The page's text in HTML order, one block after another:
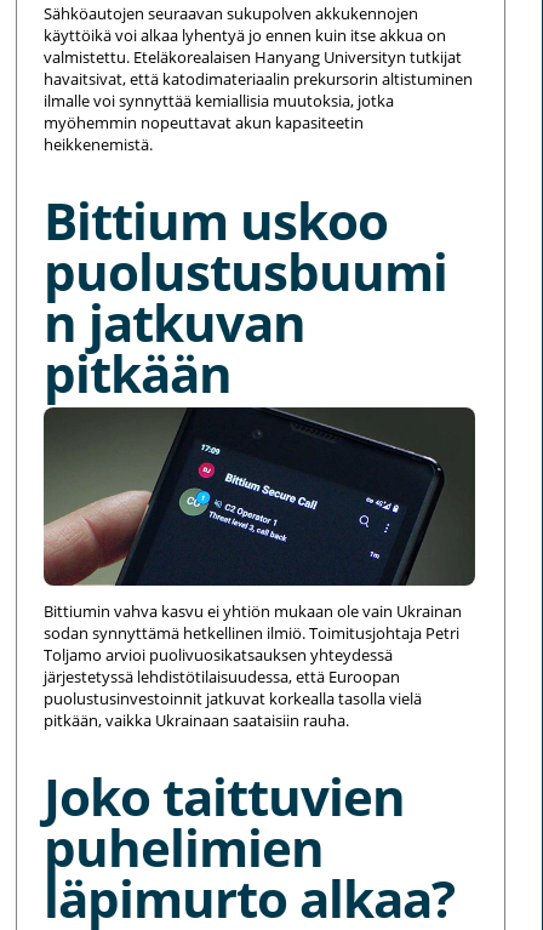
Sähköautojen seuraavan sukupolven akkukennojen
käyttöikä voi alkaa lyhentyä jo ennen kuin itse akkua on
valmistettu. Eteläkorealaisen Hanyang Universityn tutkijat
havaitsivat, että katodimateriaalin prekursorin altistuminen
ilmalle voi synnyttää kemiallisia muutoksia, jotka
myöhemmin nopeuttavat akun kapasiteetin
heikkenemistä.
Bittium uskoo
puolustusbuumi
n jatkuvan
pitkään
Bittiumin vahva kasvu ei yhtiön mukaan ole vain Ukrainan
sodan synnyttämä hetkellinen ilmiö. Toimitusjohtaja Petri
Toljamo arvioi puolivuosikatsauksen yhteydessä
järjestetyssä lehdistötilaisuudessa, että Euroopan
puolustusinvestoinnit jatkuvat korkealla tasolla vielä
pitkään, vaikka Ukrainaan saataisiin rauha.
Joko taittuvien
puhelimien
läpimurto alkaa?